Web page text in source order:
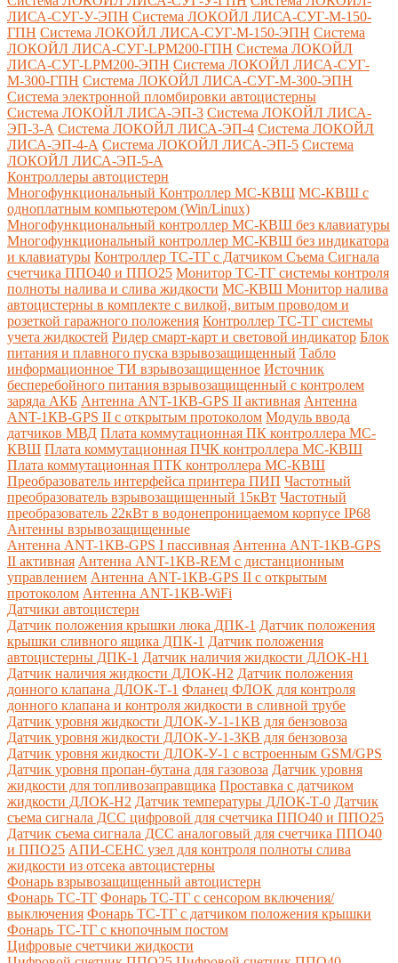
ЛИСА-СУГ-У-ЭПН Система ЛОКОЙЛ ЛИСА-СУГ-М-150-
ГПН Система ЛОКОЙЛ ЛИСА-СУГ-М-150-ЭПН Система
ЛОКОЙЛ ЛИСА-СУГ-LPM200-ГПН Система ЛОКОЙЛ
ЛИСА-СУГ-LPM200-ЭПН Система ЛОКОЙЛ ЛИСА-СУГ-
М-300-ГПН Система ЛОКОЙЛ ЛИСА-СУГ-М-300-ЭПН
Система электронной пломбировки автоцистерны
Система ЛОКОЙЛ ЛИСА-ЭП-3 Система ЛОКОЙЛ ЛИСА-
ЭП-3-А Система ЛОКОЙЛ ЛИСА-ЭП-4 Система ЛОКОЙЛ
ЛИСА-ЭП-4-А Система ЛОКОЙЛ ЛИСА-ЭП-5 Система
ЛОКОЙЛ ЛИСА-ЭП-5-А
Контроллеры автоцистерн
Многофункциональный Контроллер МС-КВШ МС-КВШ с
одноплатным компьютером (Win/Linux)
Многофункциональный контроллер МС-КВШ без клавиатуры
Многофункциональный контроллер МС-КВШ без индикатора
и клавиатуры Контроллер ТС-ТГ с Датчиком Съема Сигнала
счетчика ППО40 и ППО25 Монитор ТС-ТГ системы контроля
полноты налива и слива жидкости МС-КВШ Монитор налива
автоцистерны в комплекте с вилкой, витым проводом и
розеткой гаражного положения Контроллер ТС-ТГ системы
учета жидкостей Ридер смарт-карт и световой индикатор Блок
питания и плавного пуска взрывозащищенный Табло
информационное ТИ взрывозащищенное Источник
бесперебойного питания взрывозащищенный с контролем
заряда АКБ Антенна ANT-1КВ-GPS II активная Антенна
ANT-1КВ-GPS II с открытым протоколом Модуль ввода
датчиков МВД Плата коммутационная ПК контроллера МС-
КВШ Плата коммутационная ПЧК контроллера МС-КВШ
Плата коммутационная ПТК контроллера МС-КВШ
Преобразователь интерфейса принтера ПИП Частотный
преобразователь взрывозащищенный 15кВт Частотный
преобразователь 22кВт в водонепроницаемом корпусе IP68
Антенны взрывозащищенные
Антенна ANT-1КВ-GPS I пассивная Антенна ANT-1КВ-GPS
II активная Антенна ANT-1КВ-REM c дистанционным
управлением Антенна ANT-1КВ-GPS II с открытым
протоколом Антенна ANT-1КВ-WiFi
Датчики автоцистерн
Датчик положения крышки люка ДПК-1 Датчик положения
крышки сливного ящика ДПК-1 Датчик положения
автоцистерны ДПК-1 Датчик наличия жидкости ДЛОК-Н1
Датчик наличия жидкости ДЛОК-Н2 Датчик положения
донного клапана ДЛОК-Т-1 Фланец ФЛОК для контроля
донного клапана и контроля жидкости в сливной трубе
Датчик уровня жидкости ДЛОК-У-1-1КВ для бензовоза
Датчик уровня жидкости ДЛОК-У-1-3КВ для бензовоза
Датчик уровня жидкости ДЛОК-У-1 с встроенным GSM/GPS
Датчик уровня пропан-бутана для газовоза Датчик уровня
жидкости для топливозаправщика Проставка с датчиком
жидкости ДЛОК-Н2 Датчик температуры ДЛОК-Т-0 Датчик
съема сигнала ДСС цифровой для счетчика ППО40 и ППО25
Датчик съема сигнала ДСС аналоговый для счетчика ППО40
и ППО25 АПИ-СЕНС узел для контроля полноты слива
жидкости из отсека автоцистерны
Фонарь взрывозащищенный автоцистерн
Фонарь ТС-ТГ Фонарь ТС-ТГ с сенсором включения/
выключения Фонарь ТС-ТГ с датчиком положения крышки
Фонарь ТС-ТГ с кнопочным постом
Цифровые счетчики жидкости